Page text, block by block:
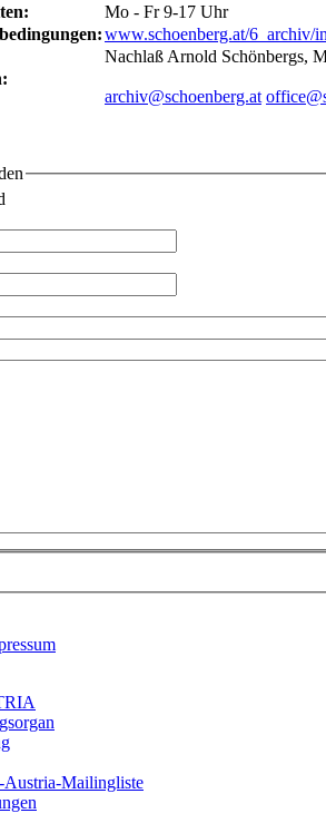
Mo - Fr 9-17 Uhr
www.schoenberg.at/6_archiv/
Nachlaß Arnold Schönbergs,
archiv@schoenberg.at
Mailingliste